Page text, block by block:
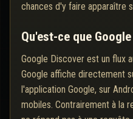
chances d'y faire apparaître
Qu'est-ce que
Google Discover est un flux
Google affiche directement
l'application Google, sur
mobiles. Contrairement à la